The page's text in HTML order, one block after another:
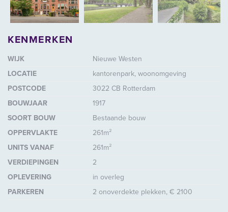
vorige
KENMERKEN
WIJK
Nieuwe Westen
LOCATIE
kantorenpark, woonomgeving
POSTCODE
3022 CB Rotterdam
BOUWJAAR
1917
SOORT BOUW
Bestaande bouw
OPPERVLAKTE
261m²
UNITS VANAF
261m²
VERDIEPINGEN
2
OPLEVERING
in overleg
PARKEREN
2 onoverdekte plekken, € 2100